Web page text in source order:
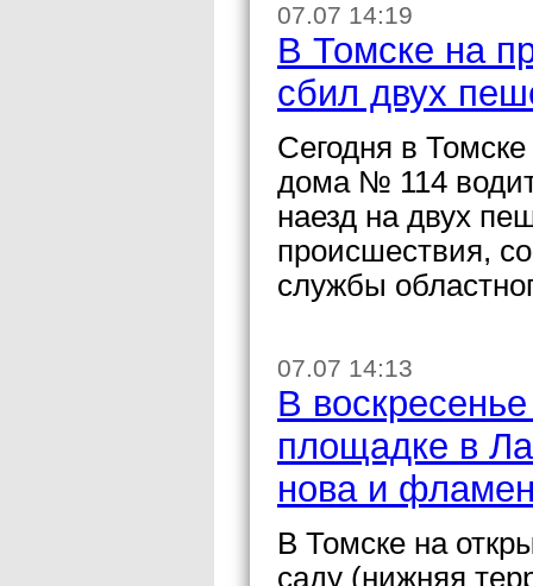
07.07 14:19
В Томске на
сбил двух
Сегодня в
дома № 114
наезд на двух
происшествия,
службы
07.07 14:13
В
площадке в
нова и
В Томске на
саду (нижняя